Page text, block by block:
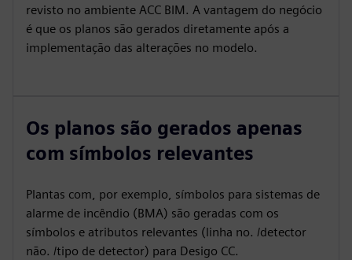
revisto no ambiente ACC BIM. A vantagem do negócio
é que os planos são gerados diretamente após a
implementação das alterações no modelo.
Os planos são gerados apenas
com símbolos relevantes
Plantas com, por exemplo, símbolos para sistemas de
alarme de incêndio (BMA) são geradas com os
símbolos e atributos relevantes (linha no. /detector
não. /tipo de detector) para Desigo CC.